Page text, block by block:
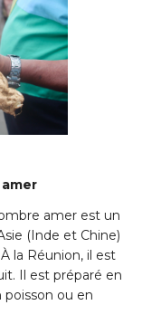
amer est un
(Inde et Chine)
la Réunion, il est
Il est préparé en
ou en